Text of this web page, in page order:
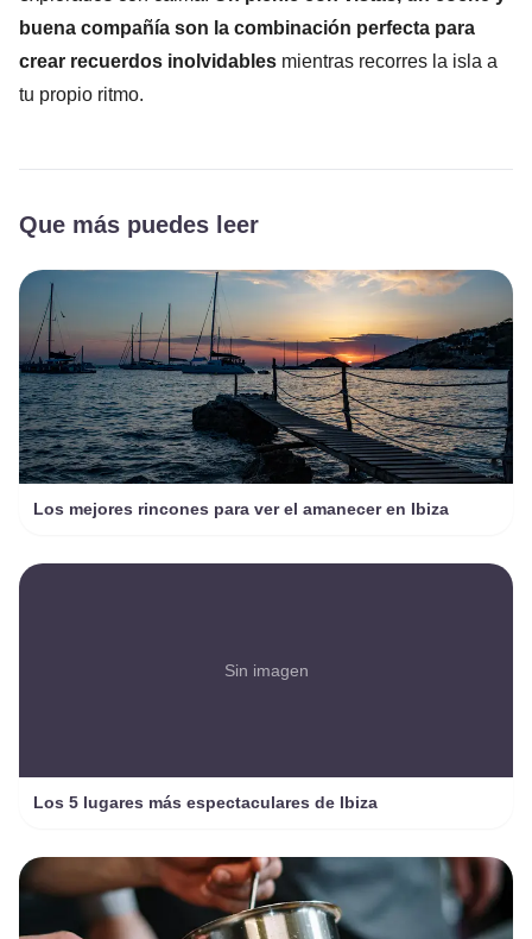
buena compañía son la combinación perfecta para
crear recuerdos inolvidables mientras recorres la isla a
tu propio ritmo.
Que más puedes leer
Los mejores rincones para ver el amanecer en Ibiza
Sin imagen
Los 5 lugares más espectaculares de Ibiza